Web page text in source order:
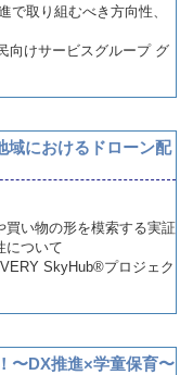
で取り組むべき方向性、
向けサービスグループ グ
域におけるドローン配
買い物の形を模索する実証
について
SkyHub®︎プロジェク
〜DX推進×学童保育〜